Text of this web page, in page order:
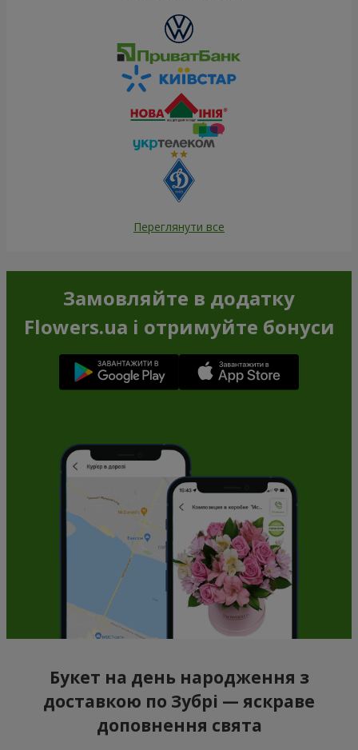
Переглянути все
Замовляйте в додатку
Flowers.ua і отримуйте бонуси
Букет на день народження з
доставкою по Зубрі — яскраве
доповнення свята